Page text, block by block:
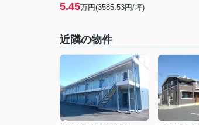
5.45万円(3585.53円/坪)
近隣の物件